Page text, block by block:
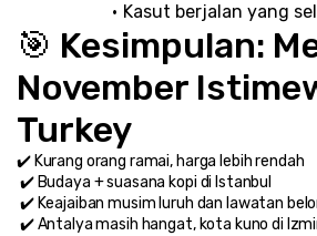
Kasut berjalan yang
🎯 Kesimpulan:
November
Turkey
✔️ Kurang orang ramai, harga lebih rendah
✔️ Budaya + suasana kopi di Istanbul
✔️ Keajaiban musim luruh dan lawatan
✔️ Antalya masih hangat, kota kuno di